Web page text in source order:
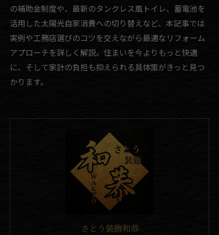
の補助金制度や、最新のタンクレス風トイレ、蓄電池を
活用した太陽光自家消費への切り替えなど、本記事では
実例や工務店選びのコツを交えながら最適なリフォーム
アプローチを詳しく解説。住まいを今よりもっと快適
に、そして家計の負担も抑えられる具体策がきっと見つ
かります。
さとう装飾和恭